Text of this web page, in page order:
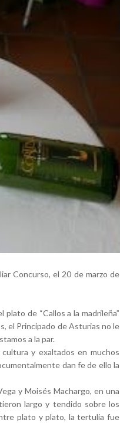
Concurso, el 20 de marzo de
de “Callos a la madrileña”
el Principado de Asturias no le
a la par.
y exaltados en muchos
dan fe de ello la
y Moisés Machargo, en una
largo y tendido sobre los
plato y plato, la tertulia fue